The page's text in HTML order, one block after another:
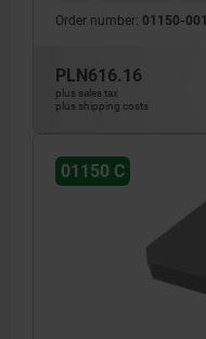
Order number: 01150-
PLN616.16
plus sales tax
plus shipping costs
01150 C